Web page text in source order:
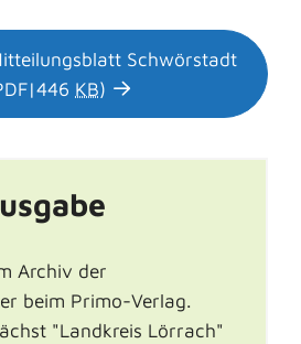
Schwörstadt
KB)
Archiv der
beim Primo-Verlag.
"Landkreis Lörrach"